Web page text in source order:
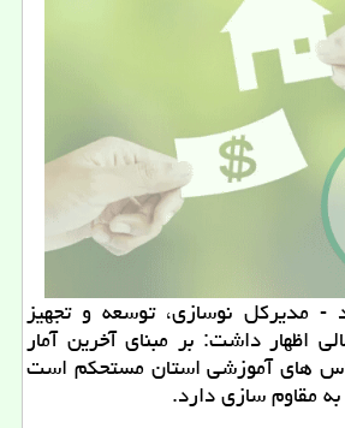
- مدیركل نوسازی، توسعه و تجهیز
اظهار داشت: بر مبنای آخرین آمار
كلاس های آموزشی استان مستحكم است
به مقاوم سازی دارد.